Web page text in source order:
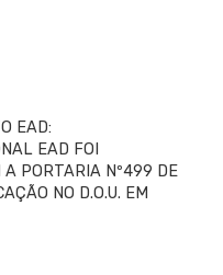
EAD:
EAD FOI
A PORTARIA Nº499 DE
NO D.O.U. EM